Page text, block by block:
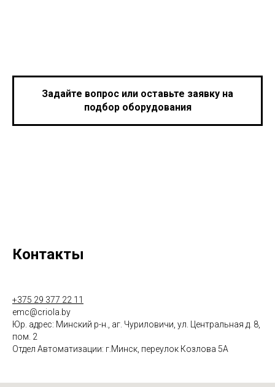
Задайте вопрос или оставьте заявку на
подбор оборудования
Контакты
+375 29 377 22 11
emc@criola.by
Юр. адрес: Минский р-н., аг. Чуриловичи, ул. Центральная д. 8,
пом. 2
Отдел Автоматизации: г.Минск, переулок Козлова 5А